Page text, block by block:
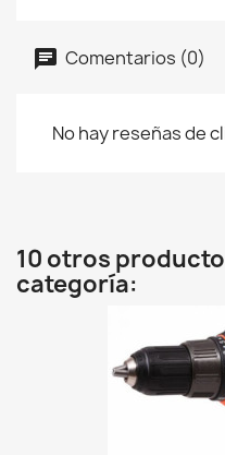
Comentarios (0)
No hay reseñas de
10 otros
categoría: